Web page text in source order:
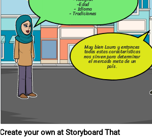
invirtiendo en un país que es transparente.
estabilidad del gobierno,
ayuda para que las empresas
tengan la certeza de que las
leyes, normas o regulaciones
son estables y no se pueden
cambiar de un momento a otro
Create your own at Storyboard That
-Edad
- Idioma
- Tradiciones
Muy bien Laura y entonces
todas estas características
nos sirven para determinar
el mercado meta de un
país.